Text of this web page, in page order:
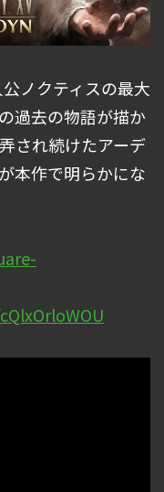
公ノクティスの最大
過去の物語が描か
され続けたアーデ
本作で明らかにな